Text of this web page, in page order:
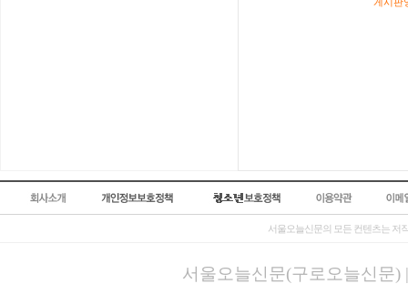
서울오늘신문의 모든 컨텐츠는 저
서울오늘신문(구로오늘신문)